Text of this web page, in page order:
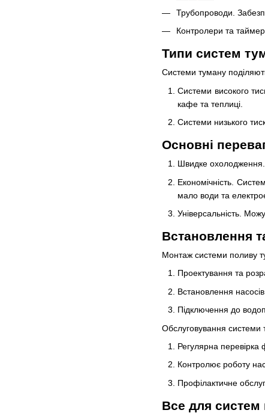
Трубопроводи.
Контролери та
Типи систем
Системи туману
Системи високого
кафе та теплиці.
Системи низького
Основні
Швидке охолодження.
Економічність.
мало води та
Універсальність.
Встановлення
Монтаж системи поливу
Проектування та
Встановлення
Підключення до
Обслуговування системи
Регулярна
Контролює роботу
Профілактичне
Все для систем